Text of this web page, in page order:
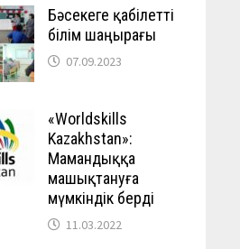
Бәсекеге қабілетті
білім шаңырағы
07.09.2023
«Worldskills
Kazakhstan»:
Мамандыққа
машықтануға
мүмкіндік берді
11.03.2022